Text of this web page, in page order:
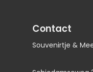
Contact
Souvenirtje &